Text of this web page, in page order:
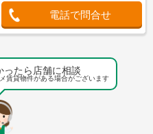
電話で問合せ
ったら店舗に相談
賃貸物件がある場合がございます